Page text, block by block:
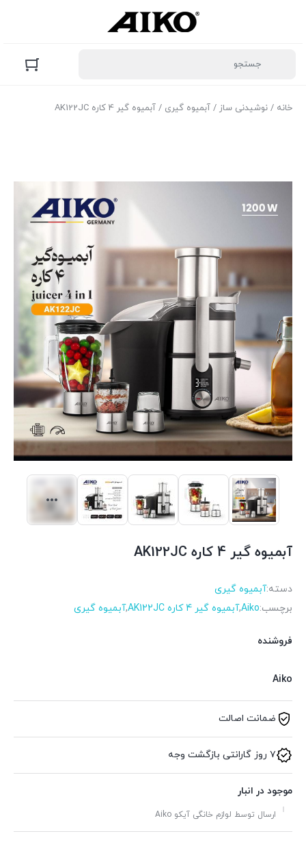
خانه / نوشیدنی ساز / آبمیوه گیری / آبمیوه گیر 4 کاره AK122JC
آبمیوه گیر 4 کاره AK122JC
دسته:آبمیوه گیری
برچسب:Aiko
,آبمیوه گیر 4 کاره AK122JC ,آبمیوه گیری
فروشنده
Aiko
ضمانت اصالت
۷ روز گارانتی بازگشت وجه
موجود در انبار
ارسال توسط لوازم خانگی آیکو Aiko